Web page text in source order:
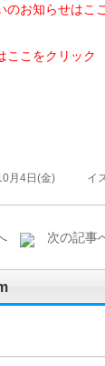
のお知らせはこ
ここをクリック
月4日(金) イ
次の記事